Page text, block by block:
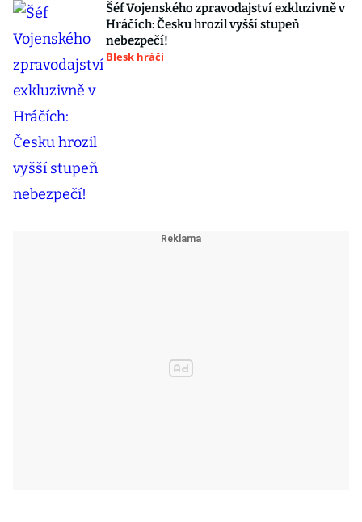
Šéf Vojenského zpravodajství exkluzivně v
Hráčích: Česku hrozil vyšší stupeň
nebezpečí!
Blesk hráči